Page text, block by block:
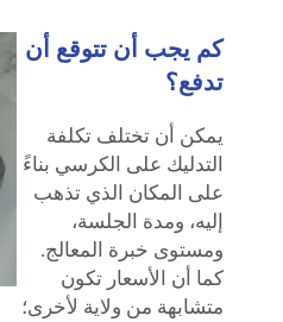
كم يجب أن تتوقع أن
تدفع؟
يمكن أن تختلف تكلفة
التدليك على الكرسي بناءً
على المكان الذي تذهب
إليه، ومدة الجلسة،
ومستوى خبرة المعالج.
كما أن الأسعار تكون
متشابهة من ولاية لأخرى؛